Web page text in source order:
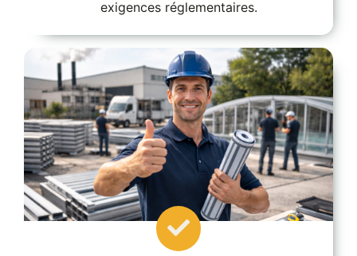
exigences réglementaires.